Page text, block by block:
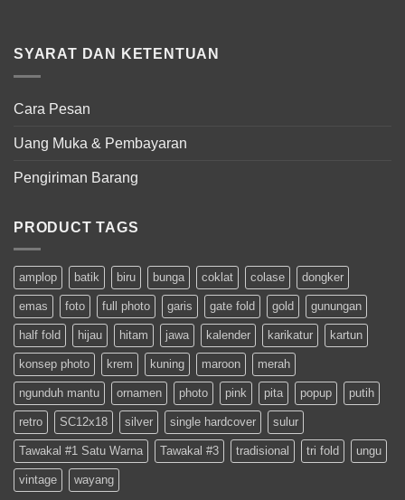
SYARAT DAN KETENTUAN
Cara Pesan
Uang Muka & Pembayaran
Pengiriman Barang
PRODUCT TAGS
amplop batik biru bunga coklat colase dongker
emas foto full photo garis gate fold gold gunungan
half fold hijau hitam jawa kalender karikatur kartun
konsep photo krem kuning maroon merah
ngunduh mantu ornamen photo pink pita popup putih
retro SC12x18 silver single hardcover sulur
Tawakal #1 Satu Warna Tawakal #3 tradisional tri fold ungu
vintage wayang